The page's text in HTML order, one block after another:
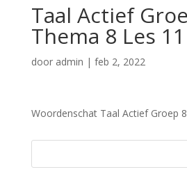
Taal Actief
Thema 8 Les 11
door admin | feb 2, 2022
Woordenschat Taal Actief Groep